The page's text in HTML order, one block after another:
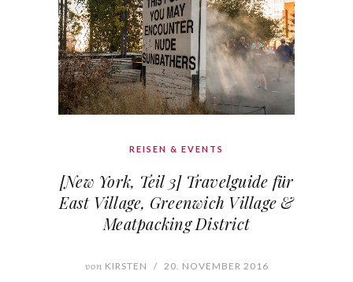
REISEN & EVENTS
[New York, Teil 3] Travelguide für
East Village, Greenwich Village &
Meatpacking District
von KIRSTEN / 20. NOVEMBER 2016